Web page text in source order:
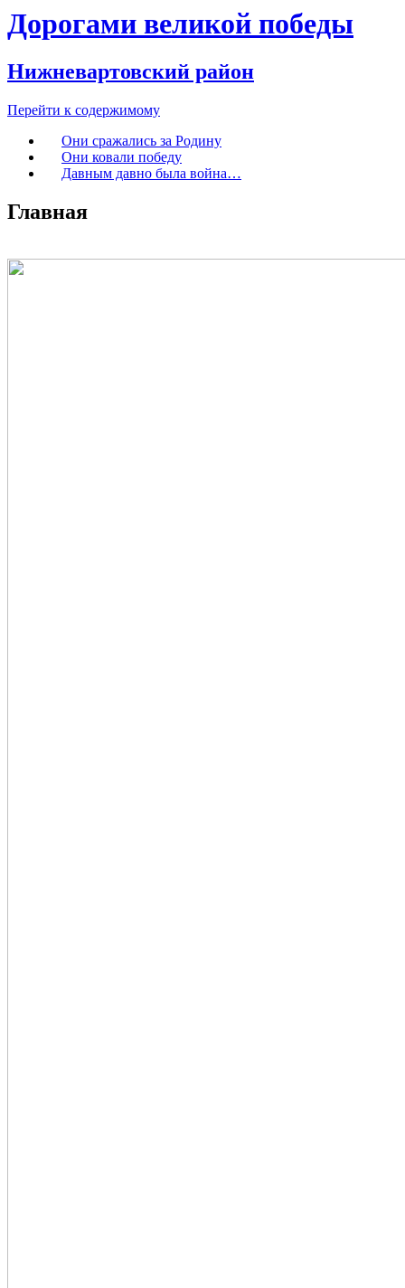
Дорогами великой победы
Нижневартовский район
Перейти к содержимому
Они сражались за Родину
Они ковали победу
Давным давно была война…
Главная